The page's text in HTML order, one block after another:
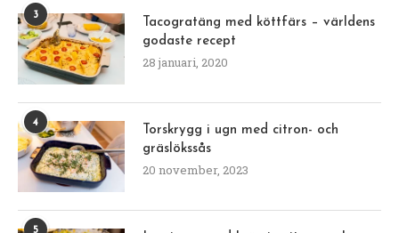
3
Tacogratäng med köttfärs – världens
godaste recept
28 januari, 2020
4
Torskrygg i ugn med citron- och
gräslökssås
20 november, 2023
5